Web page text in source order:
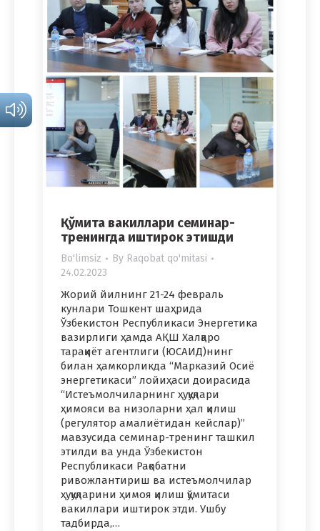
Қўмита вакиллари семинар-
тренингда иштирок этишди
Bo'limsiz By Raqobat qo'mitasi
24.02.2023
Жорий йилнинг 21-24 февраль
кунлари Тошкент шаҳрида
Ўзбекистон Республикаси Энергетика
вазирлиги ҳамда АҚШ Халқаро
тараққиёт агентлиги (ЮСАИД)нинг
билан ҳамкорликда “Марказий Осиё
энергетикаси” лойиҳаси доирасида
“Истеъмолчиларнинг ҳуқуқлари
ҳимояси ва низоларни ҳал қилиш
(регулятор амалиётидан кейслар)”
мавзусида семинар-тренинг ташкил
этилди ва унда Ўзбекистон
Республикаси Рақобатни
ривожлантириш ва истеъмолчилар
ҳуқуқларини ҳимоя қилиш қўмитаси
вакиллари иштирок этди. Ушбу
тадбирда,…